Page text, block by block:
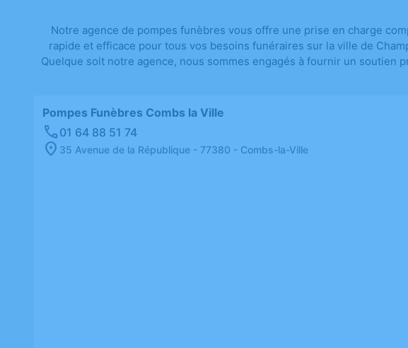
Notre agence de pompes funèbres vous offre une prise en charge
rapide et efficace pour tous vos besoins funéraires sur la ville de
Quelque soit notre agence, nous sommes engagés à fournir un
Pompes Funèbres Combs la Ville
01 64 88 51 74
35 Avenue de la République - 77380 - Combs-la-Ville